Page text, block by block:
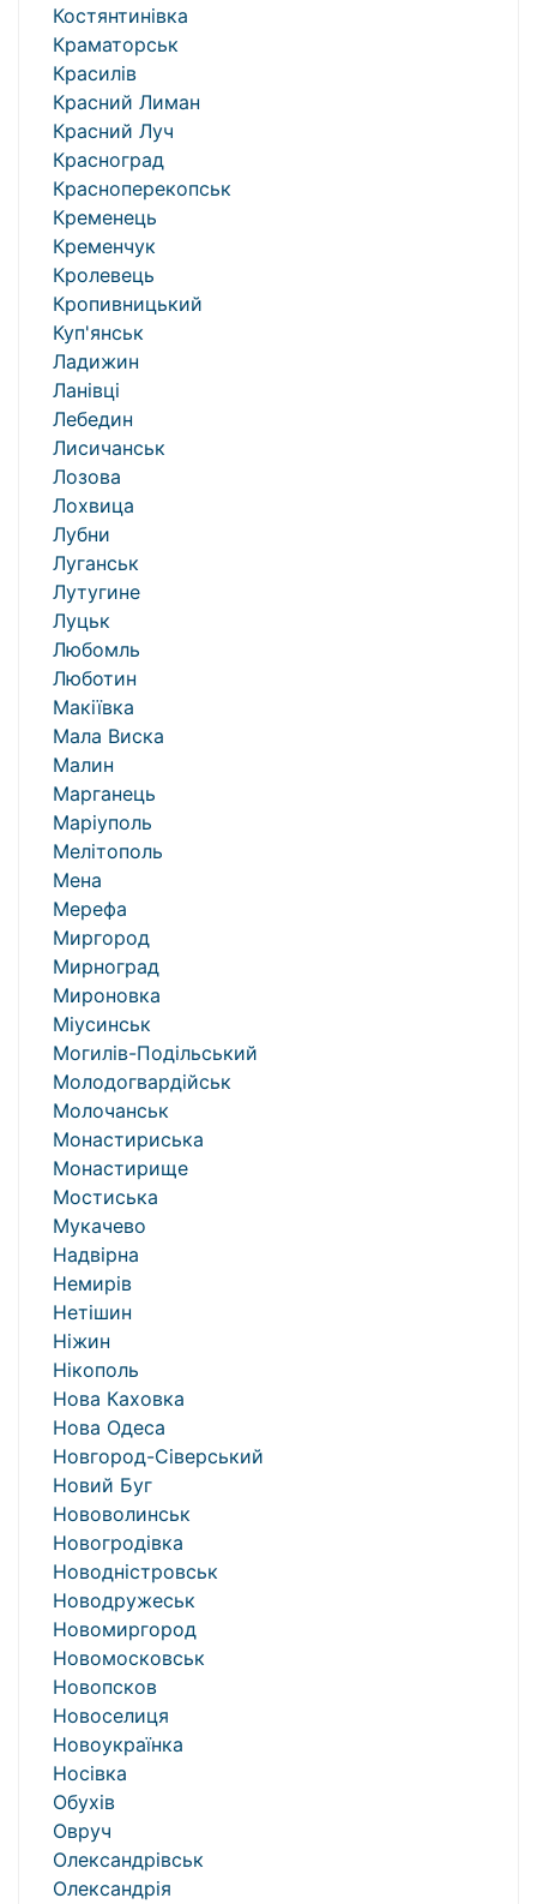
Костянтинівка
Краматорськ
Красилів
Красний Лиман
Красний Луч
Красноград
Красноперекопськ
Кременець
Кременчук
Кролевець
Кропивницький
Куп'янськ
Ладижин
Ланівці
Лебедин
Лисичанськ
Лозова
Лохвица
Лубни
Луганськ
Лутугине
Луцьк
Любомль
Люботин
Макіївка
Мала Виска
Малин
Марганець
Маріуполь
Мелітополь
Мена
Мерефа
Миргород
Мирноград
Мироновка
Міусинськ
Могилів-Подільський
Молодогвардійськ
Молочанськ
Монастириська
Монастирище
Мостиська
Мукачево
Надвірна
Немирів
Нетішин
Ніжин
Нікополь
Нова Каховка
Нова Одеса
Новгород-Сіверський
Новий Буг
Нововолинськ
Новогродівка
Новодністровськ
Новодружеськ
Новомиргород
Новомосковськ
Новопсков
Новоселиця
Новоукраїнка
Носівка
Обухів
Овруч
Олександрівськ
Олександрія